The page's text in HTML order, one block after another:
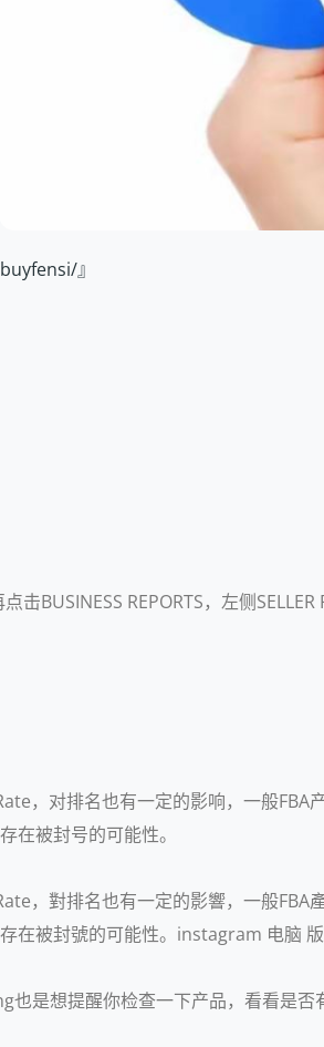
』
击BUSINESS REPORTS，左侧
，对排名也有一定的影响，一般
在被封号的可能性。
，對排名也有一定的影響，一般
在被封號的可能性。instagram 电脑
也是想提醒你检查一下产品，看看是